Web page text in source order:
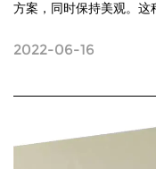
方案，同时保持美观。这
2022-06-16